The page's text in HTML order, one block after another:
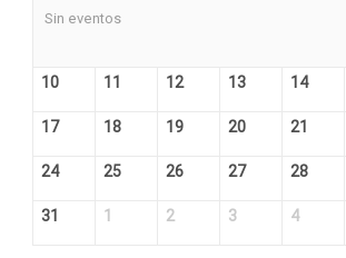
Sin eventos
10 11 12 13 14
17 18 19 20 21
24 25 26 27 28
31 1 2 3 4